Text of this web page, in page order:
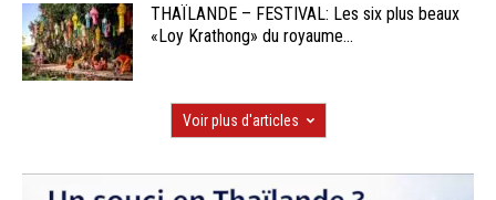
THAÏLANDE – FESTIVAL: Les six plus beaux
«Loy Krathong» du royaume...
Voir plus d'articles